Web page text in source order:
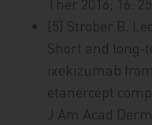
[5] Strober B,
Short and
ixekizumab
etanercept
J Am Acad